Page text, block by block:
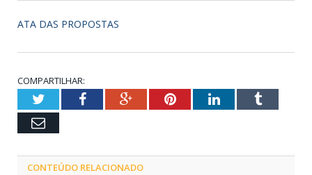
ATA DAS PROPOSTAS
COMPARTILHAR:
TwitterFacebookGoogle+PinterestLinkedInTumblr
Email
CONTEÚDO RELACIONADO